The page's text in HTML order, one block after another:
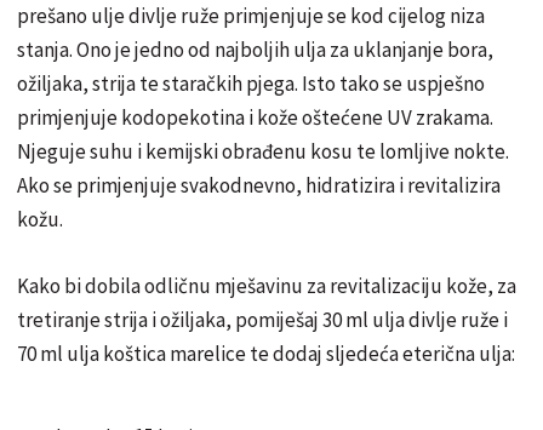
prešano ulje divlje ruže primjenjuje se kod cijelog niza
stanja. Ono je jedno od najboljih ulja za uklanjanje bora,
ožiljaka, strija te staračkih pjega. Isto tako se uspješno
primjenjuje kodopekotina i kože oštećene UV zrakama.
Njeguje suhu i kemijski obrađenu kosu te lomljive nokte.
Ako se primjenjuje svakodnevno, hidratizira i revitalizira
kožu.
Kako bi dobila odličnu mješavinu za revitalizaciju kože, za
tretiranje strija i ožiljaka, pomiješaj 30 ml ulja divlje ruže i
70 ml ulja koštica marelice te dodaj sljedeća eterična ulja: